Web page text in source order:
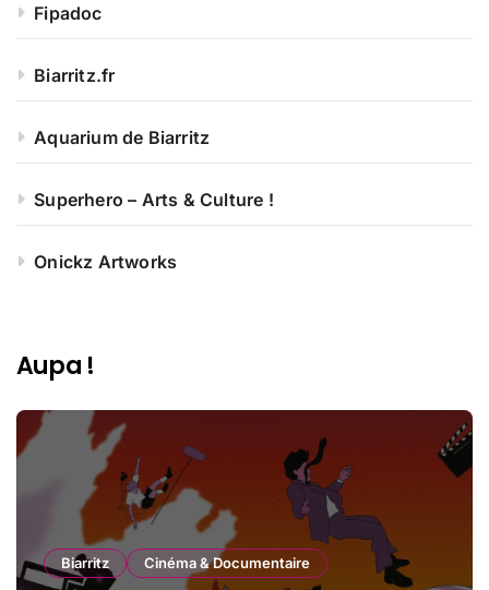
Fipadoc
Biarritz.fr
Aquarium de Biarritz
Superhero – Arts & Culture !
Onickz Artworks
Aupa !
Biarritz Cinéma & Documentaire